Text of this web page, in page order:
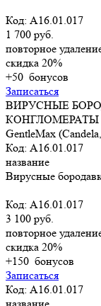
Код: A16.01.017
1 700 руб.
повторное
скидка 20%
+50 бонусов
Записаться
ВИРУСНЫЕ
КОНГЛОМЕРАТЫ
GentleMax
Код: A16.01.017
название
Вирусные
Код: A16.01.017
3 100 руб.
повторное
скидка 20%
+150 бонусов
Записаться
Код: A16.01.017
название